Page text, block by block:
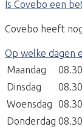
Is Covebo een
Covebo heeft
Op welke dagen
Maandag
Dinsdag
Woensdag
Donderdag